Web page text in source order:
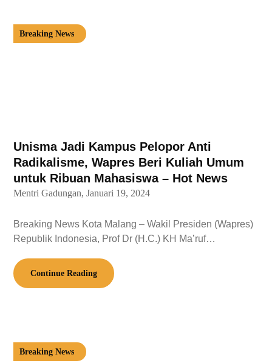
Breaking News
Unisma Jadi Kampus Pelopor Anti
Radikalisme, Wapres Beri Kuliah Umum
untuk Ribuan Mahasiswa – Hot News
Mentri Gadungan, Januari 19, 2024
Breaking News Kota Malang – Wakil Presiden (Wapres)
Republik Indonesia, Prof Dr (H.C.) KH Ma’ruf…
Continue Reading
Breaking News